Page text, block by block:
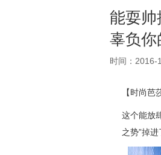
能耍帅
辜负你
时间：2016-
【时尚芭
这个能放
之势”掉